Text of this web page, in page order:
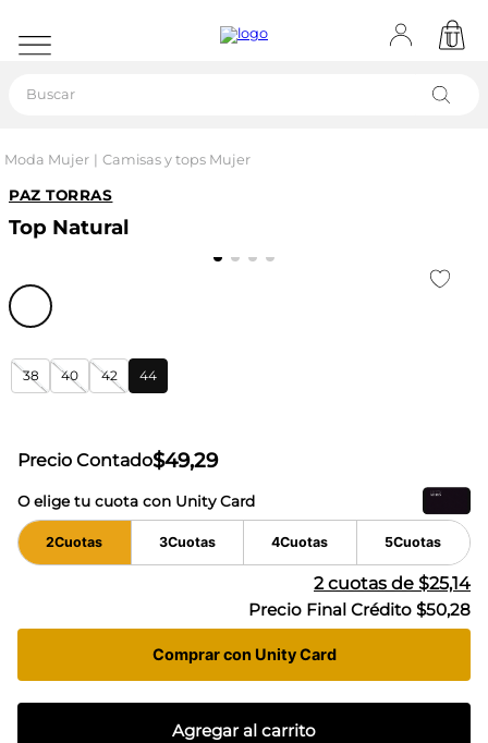
Moda Mujer Camisas y tops Mujer
PAZ TORRAS
Top Natural
38 40 42 44
Precio Contado$49,29
O elige tu cuota con Unity Card
2Cuotas 3Cuotas 4Cuotas 5Cuotas
2cuotas de $25,14
Precio Final Crédito $50,28
Comprar con Unity Card
Agregar al carrito